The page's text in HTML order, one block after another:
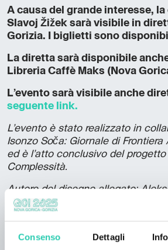
Consenso Dettagli
A causa del grande interesse,
Slavoj Žižek sarà visibile in
Gorizia. I biglietti sono
La diretta sarà disponibile
Libreria Caffè Maks (Nova
L’evento sarà visibile anche
seguente link.
L’evento è stato realizzato in
Isonzo Soča: Giornale di
ed è l’atto conclusivo del
Complessità.
Autore del disegno allegato:
Foto: Jernej Humar